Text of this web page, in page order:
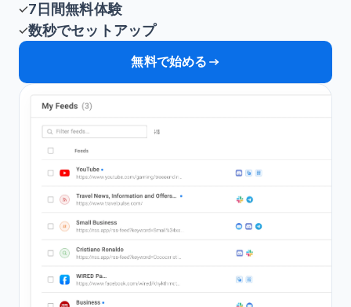
7日間無料体験
数秒でセットアップ
無料で始める